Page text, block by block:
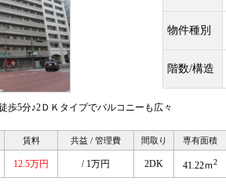
物件種別
階数/構造
歩5分♪2ＤＫタイプでバルコニーも広々
賃料 共益 / 管理費 間取り 専有面積
12.5万円 / 1万円 2DK 41.22ｍ2